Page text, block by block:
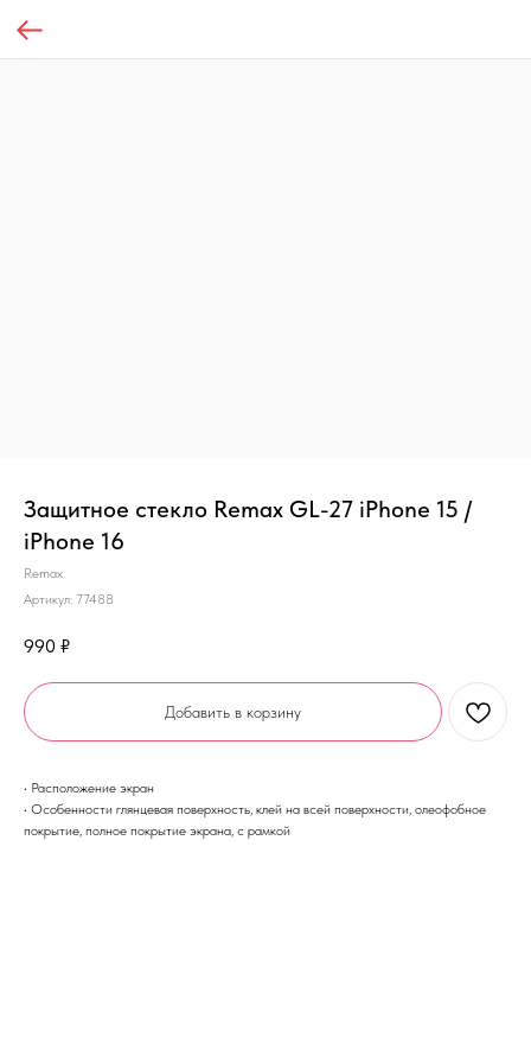
Защитное стекло Remax GL-27 iPhone 15 /
iPhone 16
Remax
Артикул: 77488
990 ₽
Добавить в корзину
• Расположение экран
• Особенности глянцевая поверхность, клей на всей поверхности, олеофобное
покрытие, полное покрытие экрана, с рамкой